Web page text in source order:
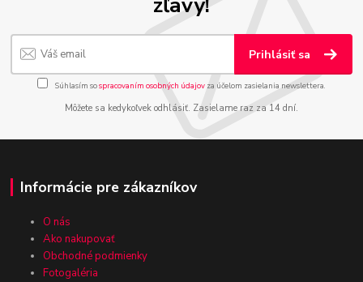
Prihlásiť sa
Súhlasím sospracovaním osobných údajov za účelom zasielania newslettera.
Môžete sa kedykoľvek odhlásiť. Zasielame raz za 14 dní.
Informácie pre zákazníkov
O nás
Ako nakupovať
Obchodné podmienky
Fotogaléria